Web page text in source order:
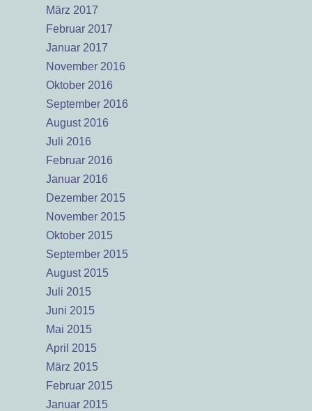
März 2017
Februar 2017
Januar 2017
November 2016
Oktober 2016
September 2016
August 2016
Juli 2016
Februar 2016
Januar 2016
Dezember 2015
November 2015
Oktober 2015
September 2015
August 2015
Juli 2015
Juni 2015
Mai 2015
April 2015
März 2015
Februar 2015
Januar 2015